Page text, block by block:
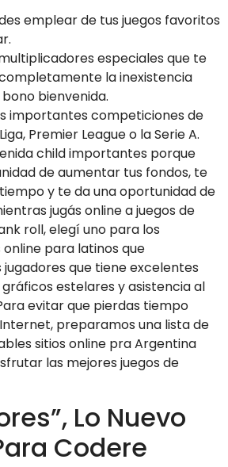
emplear de tus juegos favoritos
especiales que te
la inexistencia
bienvenida.
importantes competiciones de
Premier League o la Serie A.
child importantes porque
de aumentar tus fondos, te
y te da una oportunidad de
jugás online a juegos de
roll, elegí uno para los
para latinos que
que tiene excelentes
estelares y asistencia al
evitar que pierdas tiempo
preparamos una lista de
sitios online pra Argentina
las mejores juegos de
Lo Nuevo
Codere